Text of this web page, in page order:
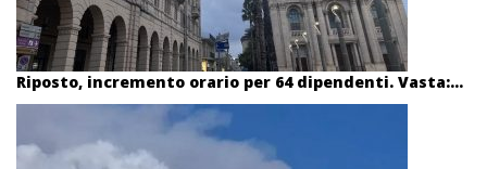
Riposto, incremento orario per 64 dipendenti. Vasta:...